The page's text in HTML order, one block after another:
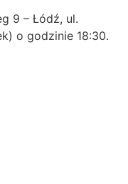
9 – Łódź, ul.
o godzinie 18:30.